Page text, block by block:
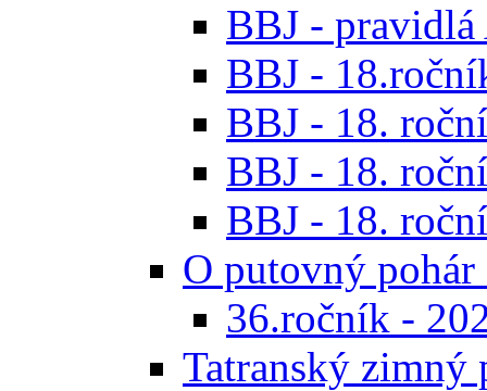
BBJ - pravidlá
BBJ -
BBJ - 18.
BBJ - 18.
BBJ - 18.
O putovný
36.ročník -
Tatranský zimný